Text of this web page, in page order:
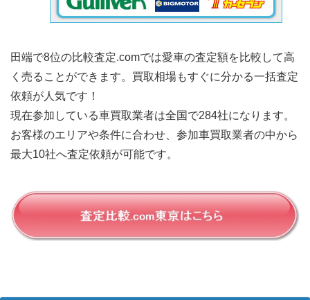
田端で8位の比較査定.comでは愛車の査定額を比較して高
く売ることができます。買取相場もすぐに分かる一括査定
依頼が人気です！
現在参加している車買取業者は全国で284社になります。
お客様のエリアや条件に合わせ、参加車買取業者の中から
最大10社へ査定依頼が可能です。